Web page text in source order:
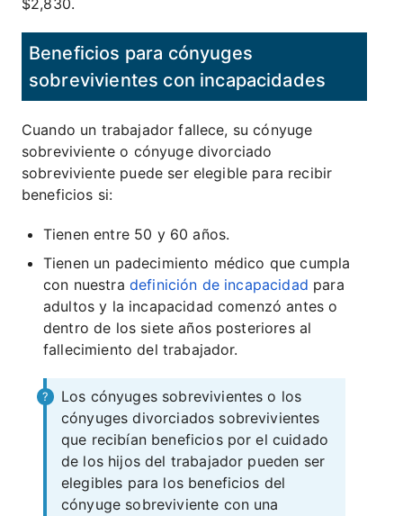
$2,830.
Beneficios para cónyuges
sobrevivientes con incapacidades
Cuando un trabajador fallece, su cónyuge
sobreviviente o cónyuge divorciado
sobreviviente puede ser elegible para recibir
beneficios si:
Tienen entre 50 y 60 años.
Tienen un padecimiento médico que cumpla
con nuestra definición de incapacidad para
adultos y la incapacidad comenzó antes o
dentro de los siete años posteriores al
fallecimiento del trabajador.
Los cónyuges sobrevivientes o los
cónyuges divorciados sobrevivientes
que recibían beneficios por el cuidado
de los hijos del trabajador pueden ser
elegibles para los beneficios del
cónyuge sobreviviente con una